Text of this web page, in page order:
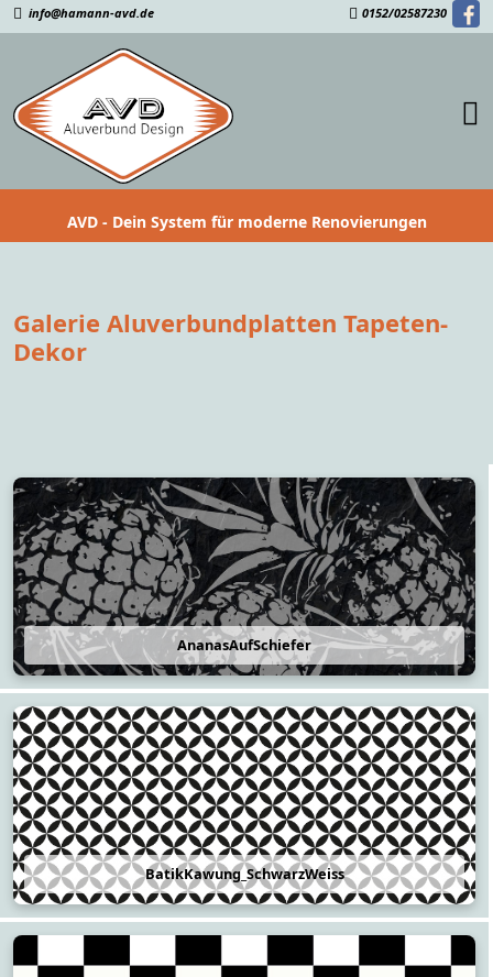
info@hamann-avd.de 0152/02587230
AVD - Dein System für moderne Renovierungen
Galerie Aluverbundplatten Tapeten-
Dekor
AnanasAufSchiefer
BatikKawung_SchwarzWeiss